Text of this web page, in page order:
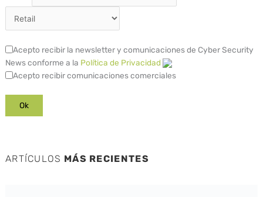
Acepto recibir la newsletter y comunicaciones de Cyber Security
News conforme a la Política de Privacidad
Acepto recibir comunicaciones comerciales
ARTÍCULOS MÁS RECIENTES